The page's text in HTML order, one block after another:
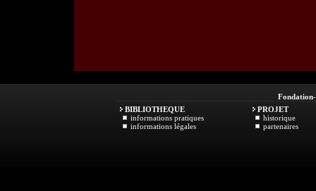
Fondation
BIBLIOTHEQUE
informations pratiques
informations légales
PROJET
historique
partenaires